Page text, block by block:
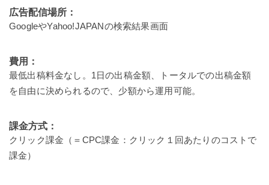
広告配信場所：
GoogleやYahoo!JAPANの検索結果画面
費用：
最低出稿料金なし。1日の出稿金額、トータルでの出稿金額
を自由に決められるので、少額から運用可能。
課金方式：
クリック課金（＝CPC課金：クリック１回あたりのコストで
課金）